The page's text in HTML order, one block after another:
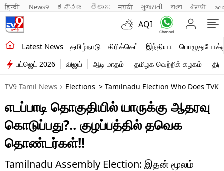
हिन्दी News9 ಕನ್ನಡ తెలుగు मराठी ગુજરાતી বাংলা ਪੰਜਾਬੀ
AQI
Latest News தமிழ்நாடு கிரிக்கெட் இந்தியா
சமீபத்திய செய்திகள்
தமிழ்நாடு
இந்தியா
உலகம்
விளையாட்டு
பொழுதுபோக்கு
பட்ஜெட் 2026 விஜய் ஆடி மாதம் தமிழக வெற்றிக் கழகம்
TV9 Tamil News Elections > Tamilnadu Election Who Does
எடப்பாடி தொகுதியில் யாருக்கு ஆதரவு
கொடுப்பது?.. குழப்பத்தில் தவெக
தொண்டர்கள்!!
Tamilnadu Assembly Election: இதன் மூலம்